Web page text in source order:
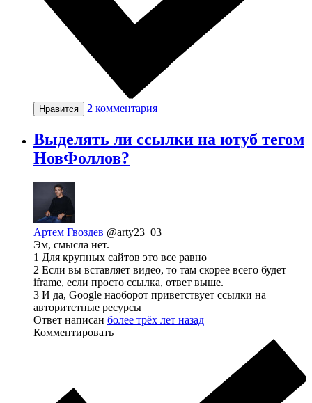
Нравится 2 комментария
Выделять ли ссылки на ютуб тегом
НовФоллов?
Артем Гвоздев @arty23_03
Эм, смысла нет.
1 Для крупных сайтов это все равно
2 Если вы вставляет видео, то там скорее всего будет
iframe, если просто ссылка, ответ выше.
3 И да, Google наоборот приветствует ссылки на
авторитетные ресурсы
Ответ написан более трёх лет назад
Комментировать